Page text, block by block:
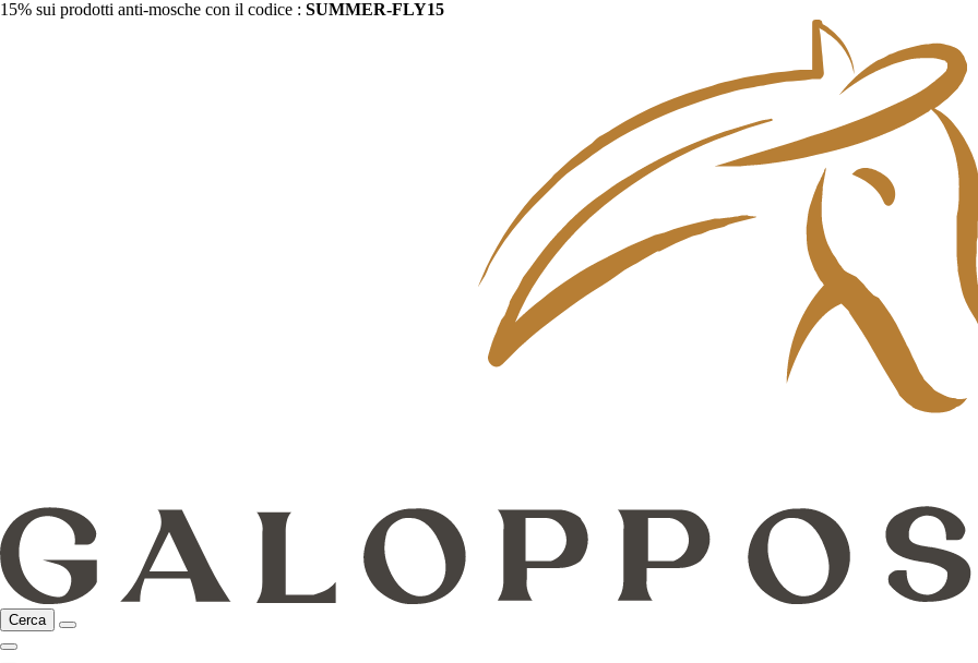
15% sui prodotti anti-mosche con il codice : SUMMER-FLY15
Cerca